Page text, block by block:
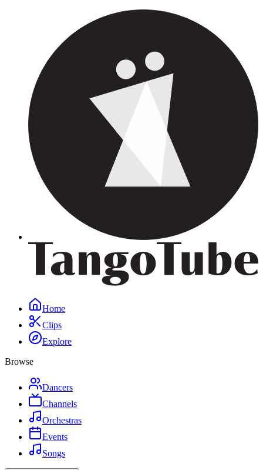
Home
Clips
Explore
Browse
Dancers
Channels
Orchestras
Events
Songs